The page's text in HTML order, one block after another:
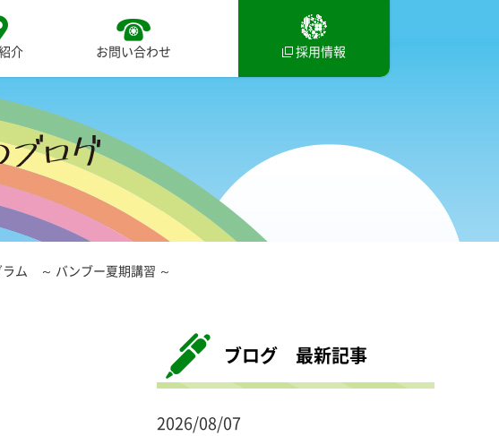
介 お問い合わせ 採用情報
ム ～ バンブー夏期講習 ～
ブログ 最新記事
2026/08/07